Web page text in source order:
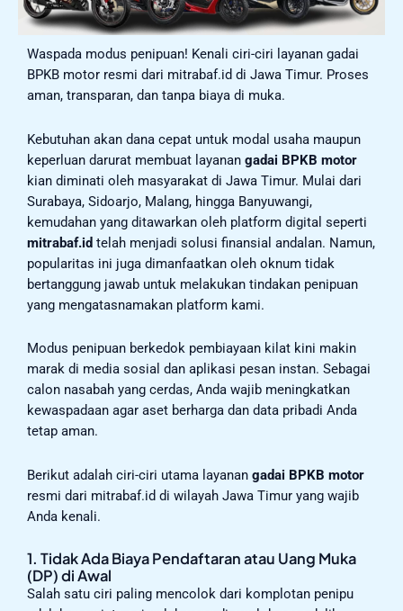
Waspada modus penipuan! Kenali ciri-ciri layanan gadai
BPKB motor resmi dari mitrabaf.id di Jawa Timur. Proses
aman, transparan, dan tanpa biaya di muka.
Kebutuhan akan dana cepat untuk modal usaha maupun
keperluan darurat membuat layanan gadai BPKB motor
kian diminati oleh masyarakat di Jawa Timur. Mulai dari
Surabaya, Sidoarjo, Malang, hingga Banyuwangi,
kemudahan yang ditawarkan oleh platform digital seperti
mitrabaf.id telah menjadi solusi finansial andalan. Namun,
popularitas ini juga dimanfaatkan oleh oknum tidak
bertanggung jawab untuk melakukan tindakan penipuan
yang mengatasnamakan platform kami.
Modus penipuan berkedok pembiayaan kilat kini makin
marak di media sosial dan aplikasi pesan instan. Sebagai
calon nasabah yang cerdas, Anda wajib meningkatkan
kewaspadaan agar aset berharga dan data pribadi Anda
tetap aman.
Berikut adalah ciri-ciri utama layanan gadai BPKB motor
resmi dari mitrabaf.id di wilayah Jawa Timur yang wajib
Anda kenali.
1. Tidak Ada Biaya Pendaftaran atau Uang Muka
(DP) di Awal
Salah satu ciri paling mencolok dari komplotan penipu